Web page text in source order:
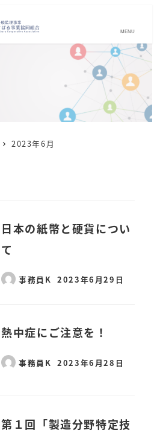
MENU
2023年6月
日本の紙幣と硬貨につい
て
事務員K 2023年6月29日
熱中症にご注意を！
事務員K 2023年6月28日
第１回「製造分野特定技